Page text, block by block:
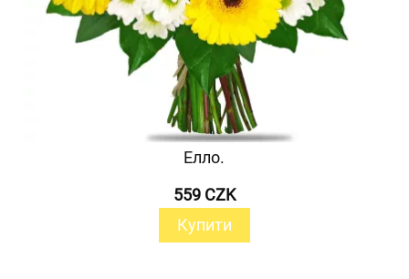
Елло.
559 CZK
Купити